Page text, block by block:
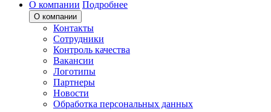
О компании Подробнее
О компании
Контакты
Сотрудники
Контроль качества
Вакансии
Логотипы
Партнеры
Новости
Обработка персональных данных